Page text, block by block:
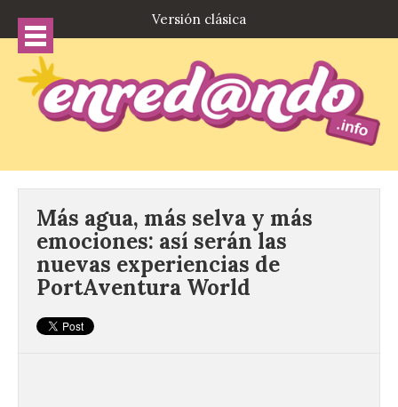
Versión clásica
Más agua, más selva y más
emociones: así serán las
nuevas experiencias de
PortAventura World